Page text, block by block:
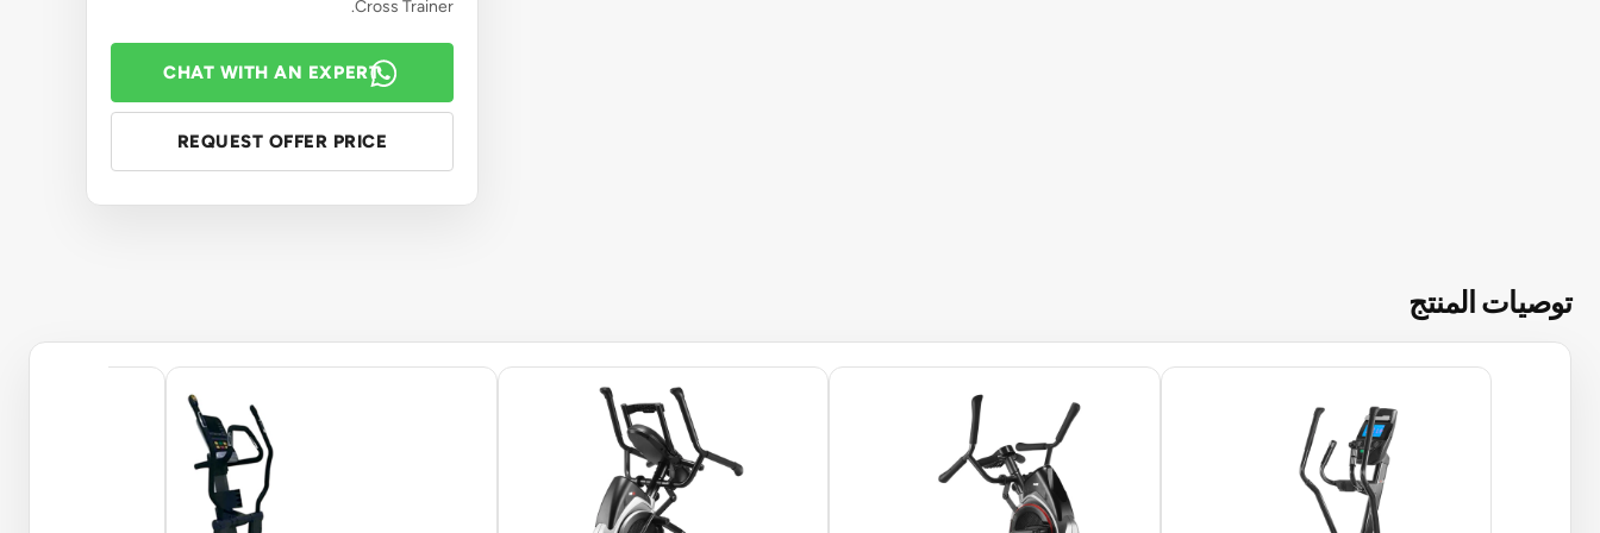
Cross Trainer.
CHAT WITH AN EXPERT
REQUEST OFFER PRICE
توصيات المنتج